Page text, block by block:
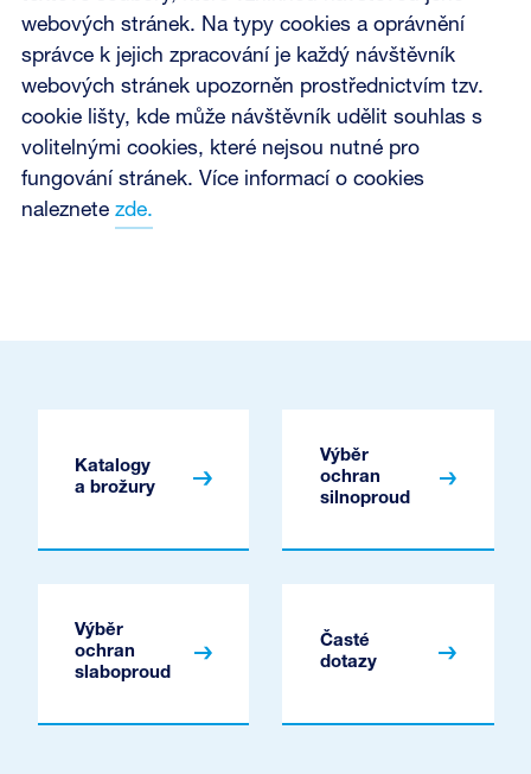
webových stránek. Na typy cookies a oprávnění
správce k jejich zpracování je každý návštěvník
webových stránek upozorněn prostřednictvím tzv.
cookie lišty, kde může návštěvník udělit souhlas s
volitelnými cookies, které nejsou nutné pro
fungování stránek. Více informací o cookies
naleznete zde.
Katalogy
a brožury
Výběr
ochran
silnoproud
Výběr
ochran
slaboproud
Časté
dotazy